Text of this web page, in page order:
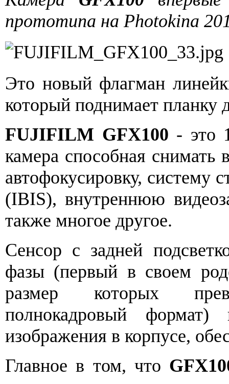
прототипа на Photokina
Это новый флагман
который поднимает
FUJIFILM GFX100 - это
камера способная
автофокусировку, систему
(IBIS), внутреннюю
также многое другое.
Сенсор с задней
фазы (первый в своем
размер которых
полнокадровый формат)
изображения в корпусе,
Главное в том, что